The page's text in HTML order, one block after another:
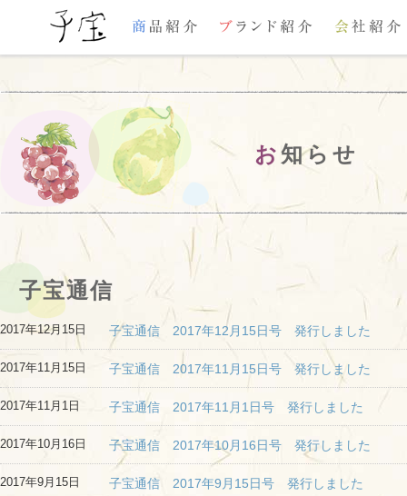
お知らせ
子宝通信
2017年12月15日 子宝通信 2017年12月15日号 発行しました
2017年11月15日 子宝通信 2017年11月15日号 発行しました
2017年11月1日 子宝通信 2017年11月1日号 発行しました
2017年10月16日 子宝通信 2017年10月16日号 発行しました
2017年9月15日 子宝通信 2017年9月15日号 発行しました